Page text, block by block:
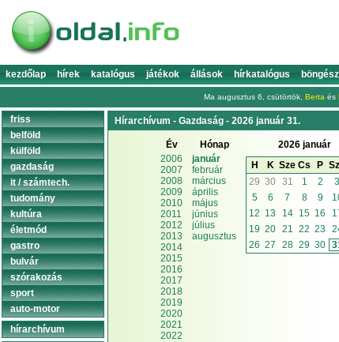
kezdőlap hírek katalógus játékok állások hírkatalógus
Ma augusztus 6, csütörtök, Berta és
Hírarchívum - Gazdaság - 2026 január 31.
Év
2006
2007
2008
2009
2010
2011
2012
2013
2014
2015
2016
2017
2018
2019
2020
2021
2022
Hónap
január
február
március
április
május
június
július
augusztus
2026 január
H
K Sze Cs P
29 30 31 1 2 3
5
6 7 8 9
12 13 14 15 16
19 20 21 22 23
26 27 28 29 30
friss
belföld
külföld
gazdaság
it / számtech.
tudomány
kultúra
életmód
gastro
bulvár
szórakozás
sport
auto-motor
hírarchívum